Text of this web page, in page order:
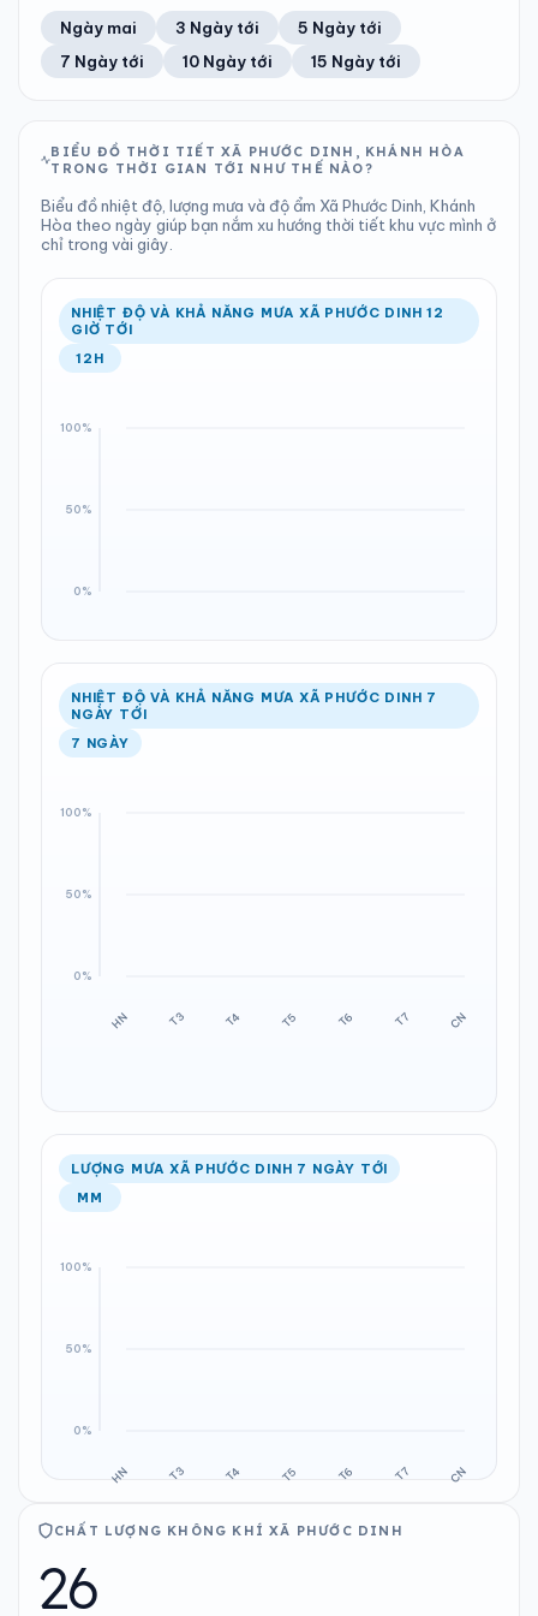
21°C 0%
Khả năng mưa
0.24 mm
Tổng cả ngày
1006 hPa
Bình thường
12
Chỉ số UV
Tốt
Ước lượng
22°C
Ổn định
5%
Khả năng mưa
Trung bình ngày Tốc độ gió
TIA UV TẦM NHÌN
LƯỢNG MƯA
0 mm
Tổng cả ngày
ÁP SUẤT
1007 hPa
Bình thường
Ổn định Khả năng mưa
Ngày mai 3 Ngày tới
5 Ngày tới
7 Ngày tới
10 Ngày tới 15 Ngày tới
BIỂU ĐỒ THỜI TIẾT XÃ PHƯỚC DINH, KHÁNH HÒA
TRONG THỜI GIAN TỚI NHƯ THẾ NÀO?
Biểu đồ nhiệt độ, lượng mưa và độ ẩm Xã Phước Dinh, Khánh
Hòa theo ngày giúp bạn nắm xu hướng thời tiết khu vực mình ở
chỉ trong vài giây.
NHIỆT ĐỘ VÀ KHẢ NĂNG MƯA XÃ PHƯỚC DINH 12
GIỜ TỚI
12H
NHIỆT ĐỘ VÀ KHẢ NĂNG MƯA XÃ PHƯỚC DINH 7
NGÀY TỚI
7 NGÀY
LƯỢNG MƯA XÃ PHƯỚC DINH 7 NGÀY TỚI
MM
CHẤT LƯỢNG KHÔNG KHÍ XÃ PHƯỚC DINH
26